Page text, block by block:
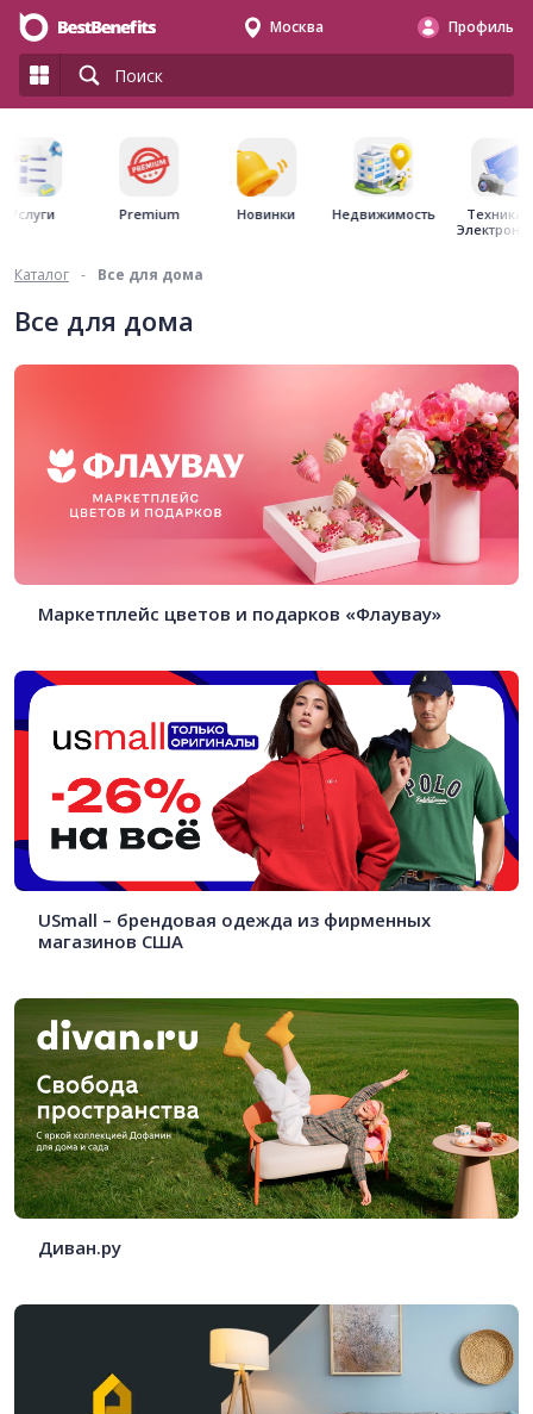
Москва Профиль
Услуги Premium Новинки Недвижимость
Техника
Каталог - Все для дома
Все для дома
Маркетплейс цветов и подарков «Флаувау»
USmall – брендовая одежда из фирменных
магазинов США
Диван.ру